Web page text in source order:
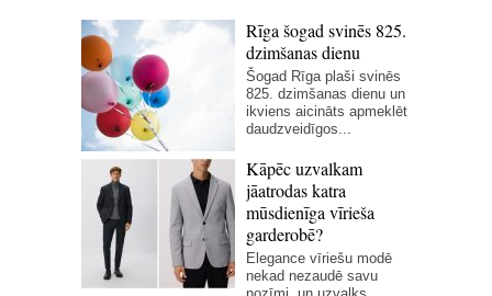
Rīga šogad svinēs 825.
dzimšanas dienu
Šogad Rīga plaši svinēs
825. dzimšanas dienu un
ikviens aicināts apmeklēt
daudzveidīgos...
Kāpēc uzvalkam
jāatrodas katra
mūsdienīga vīrieša
garderobē?
Elegance vīriešu modē
nekad nezaudē savu